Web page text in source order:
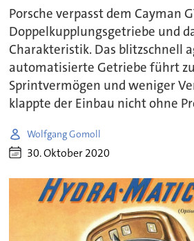
Porsche verpasst dem Cayman
Doppelkupplungsgetriebe und
Charakteristik. Das blitzschnell
automatisierte Getriebe führt
Sprintvermögen und weniger
klappte der Einbau nicht ohne
Wolfgang Gomoll
30. Oktober 2020